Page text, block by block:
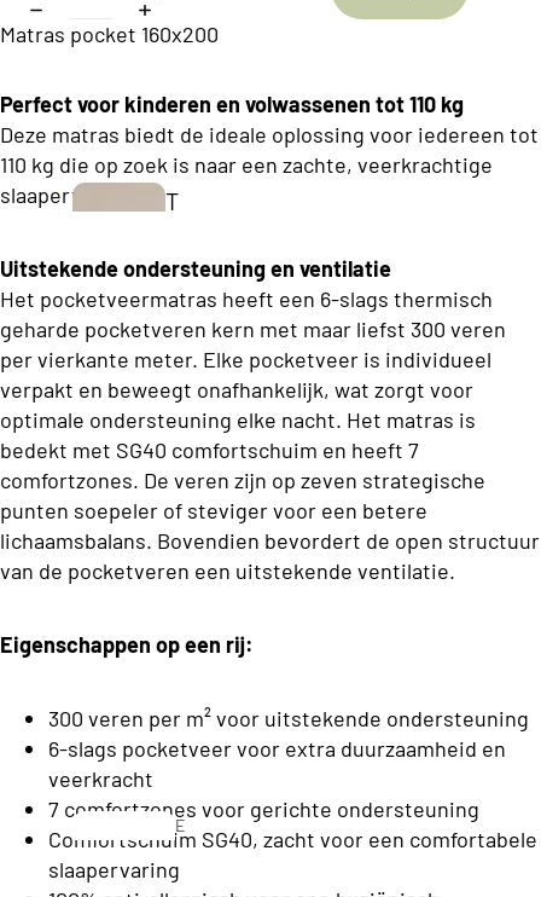
c
o
n
u
s
i
n
e
s
s
C
l
a
s
o
e
c
ti
T
e
e
p
e
r
s
o
o
n
b
d
d
n
S
Boxsprings
E
e
n
Matras pocket 160x200
Perfect voor kinderen en volwassenen tot 110 kg
Deze matras biedt de ideale oplossing voor iedereen tot
110 kg die op zoek is naar een zachte, veerkrachtige
slaapervaring.
Uitstekende ondersteuning en ventilatie
Het pocketveermatras heeft een 6-slags thermisch
geharde pocketveren kern met maar liefst 300 veren
per vierkante meter. Elke pocketveer is individueel
verpakt en beweegt onafhankelijk, wat zorgt voor
optimale ondersteuning elke nacht. Het matras is
bedekt met SG40 comfortschuim en heeft 7
comfortzones. De veren zijn op zeven strategische
punten soepeler of steviger voor een betere
lichaamsbalans. Bovendien bevordert de open structuur
van de pocketveren een uitstekende ventilatie.
Eigenschappen op een rij:
300 veren per m² voor uitstekende ondersteuning
6-slags pocketveer voor extra duurzaamheid en
veerkracht
7 comfortzones voor gerichte ondersteuning
Comfortschuim SG40, zacht voor een comfortabele
slaapervaring